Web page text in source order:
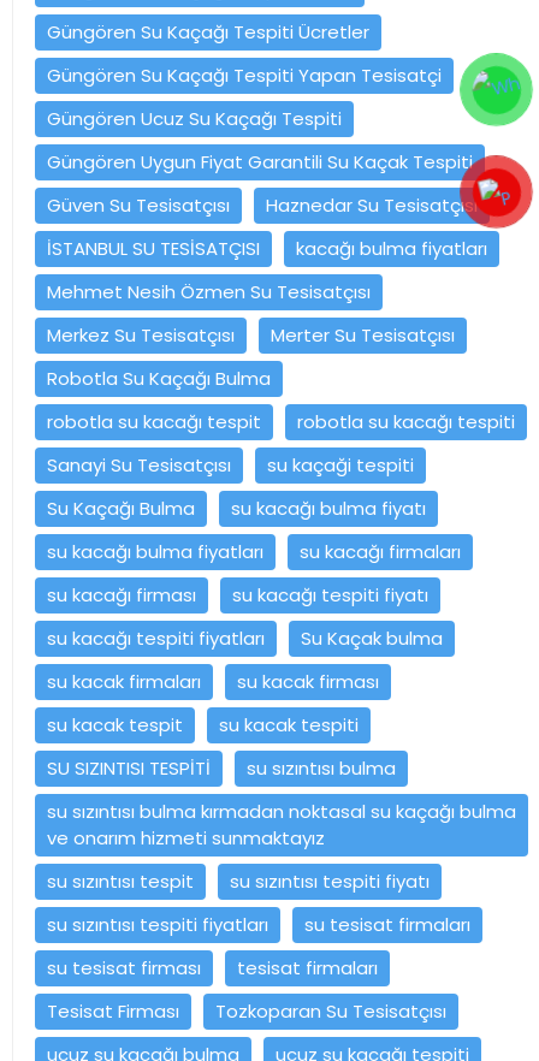
Güngören Su Kaçağı Tespiti Ücretler
Güngören Su Kaçağı Tespiti Yapan Tesisatçi
Güngören Ucuz Su Kaçağı Tespiti
Güngören Uygun Fiyat Garantili Su Kaçak Tespiti
Güven Su Tesisatçısı
Haznedar Su Tesisatçısı
İSTANBUL SU TESİSATÇISI
kacağı bulma fiyatları
Mehmet Nesih Özmen Su Tesisatçısı
Merkez Su Tesisatçısı
Merter Su Tesisatçısı
Robotla Su Kaçağı Bulma
robotla su kacağı tespit
robotla su kacağı tespiti
Sanayi Su Tesisatçısı
su kaçaği tespiti
Su Kaçağı Bulma
su kacağı bulma fiyatı
su kacağı bulma fiyatları
su kacağı firmaları
su kacağı firması
su kacağı tespiti fiyatı
su kacağı tespiti fiyatları
Su Kaçak bulma
su kacak firmaları
su kacak firması
su kacak tespit
su kacak tespiti
SU SIZINTISI TESPİTİ
su sızıntısı bulma
su sızıntısı bulma kırmadan noktasal su kaçağı bulma
ve onarım hizmeti sunmaktayız
su sızıntısı tespit
su sızıntısı tespiti fiyatı
su sızıntısı tespiti fiyatları
su tesisat firmaları
su tesisat firması
tesisat firmaları
Tesisat Firması
Tozkoparan Su Tesisatçısı
ucuz su kacağı bulma
ucuz su kacağı tespiti